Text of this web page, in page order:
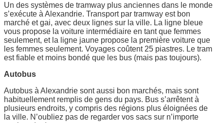
Un des systèmes de tramway plus anciennes dans le monde
s’exécute à Alexandrie. Transport par tramway est bon
marché et gai, avec deux lignes sur la ville. La ligne bleue
vous propose la voiture intermédiaire en tant que femmes
seulement, et la ligne jaune propose la première voiture que
les femmes seulement. Voyages coûtent 25 piastres. Le tram
est fiable et moins bondé que les bus (mais pas toujours).
Autobus
Autobus à Alexandrie sont aussi bon marchés, mais sont
habituellement remplis de gens du pays. Bus s’arrêtent à
plusieurs endroits, y compris des régions plus éloignées de
la ville. N’oubliez pas de regarder vos sacs sur n’importe